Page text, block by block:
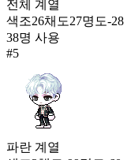
전체 계열
색조26채도27명도-28
38명 사용
#5
파란 계열